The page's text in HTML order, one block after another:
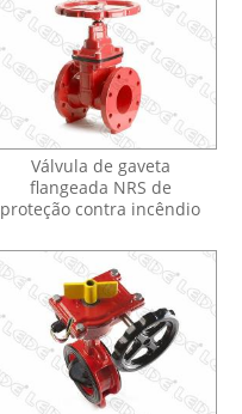
Válvula de gaveta
flangeada NRS de
proteção contra incêndio